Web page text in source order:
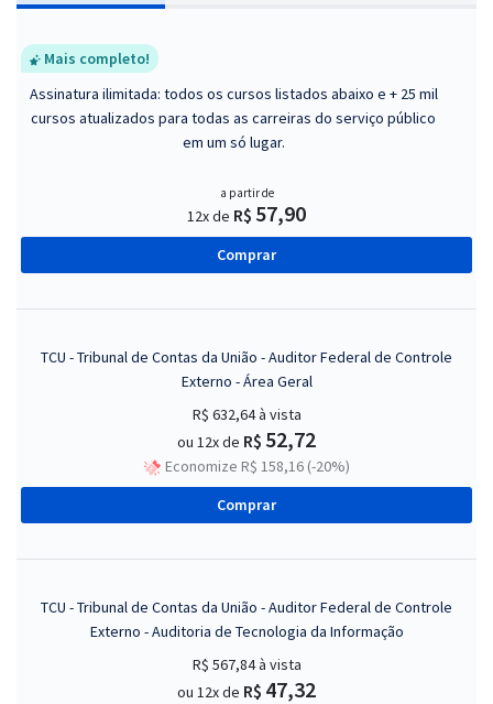
Mais completo!
Assinatura ilimitada: todos os cursos listados abaixo e + 25 mil
cursos atualizados para todas as carreiras do serviço público
em um só lugar.
a partir de
12x de R$ 57,90
Comprar
TCU - Tribunal de Contas da União - Auditor Federal de Controle
Externo - Área Geral
R$ 632,64à vista
ou 12x de R$ 52,72
Economize R$ 158,16 (-20%)
Comprar
TCU - Tribunal de Contas da União - Auditor Federal de Controle
Externo - Auditoria de Tecnologia da Informação
R$ 567,84à vista
ou 12x de R$ 47,32